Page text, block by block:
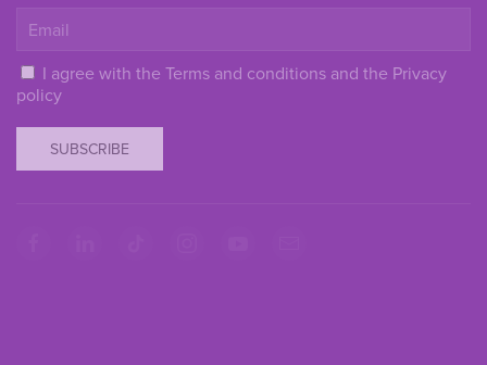
I agree with the Terms and conditions and the Privacy
policy
SUBSCRIBE